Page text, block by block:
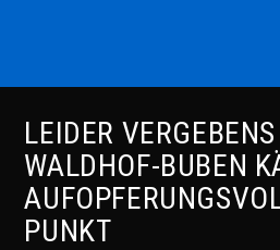
LEIDER
WALDHOF-BUBEN
PUNKT